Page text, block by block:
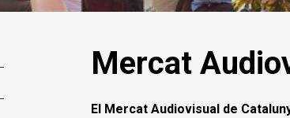
Mercat
El Mercat Audiovisual de